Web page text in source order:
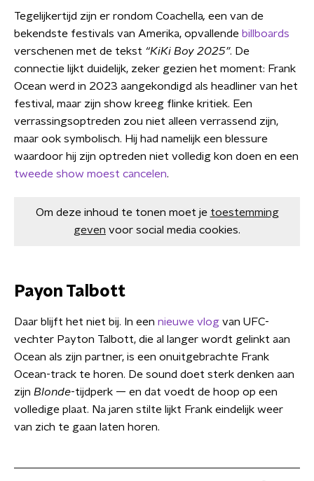
Tegelijkertijd zijn er rondom Coachella, een van de
bekendste festivals van Amerika, opvallende billboards
verschenen met de tekst “KiKi Boy 2025”. De
connectie lijkt duidelijk, zeker gezien het moment: Frank
Ocean werd in 2023 aangekondigd als headliner van het
festival, maar zijn show kreeg flinke kritiek. Een
verrassingsoptreden zou niet alleen verrassend zijn,
maar ook symbolisch. Hij had namelijk een blessure
waardoor hij zijn optreden niet volledig kon doen en een
tweede show moest cancelen.
Om deze inhoud te tonen moet je toestemming
geven voor social media cookies.
Payon Talbott
Daar blijft het niet bij. In een nieuwe vlog van UFC-
vechter Payton Talbott, die al langer wordt gelinkt aan
Ocean als zijn partner, is een onuitgebrachte Frank
Ocean-track te horen. De sound doet sterk denken aan
zijn Blonde-tijdperk — en dat voedt de hoop op een
volledige plaat. Na jaren stilte lijkt Frank eindelijk weer
van zich te gaan laten horen.